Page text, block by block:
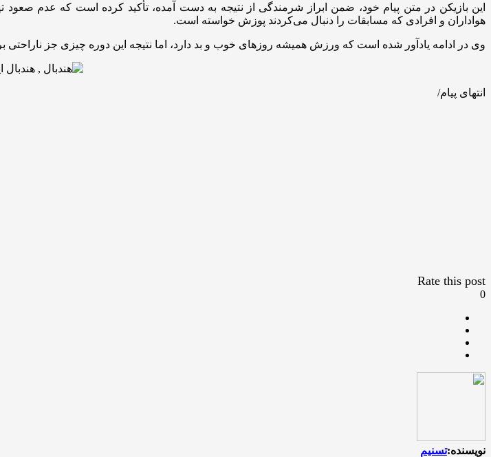
این بازیکن در متن پیام خود، ضمن ابراز شرمندگی از نتیجه به دست آمده، تأکید کرده است که عدم
هواداران و افرادی که مسابقات را دنبال می‌کردند پوزش خواسته است.
وی در ادامه یادآور شده است که ورزش همیشه روزهای خوب و بد دارد، اما نتیجه این دوره چیزی جز ناراحتی
انتهای پیام/
Rate this post
0
نویسنده:تسنیم